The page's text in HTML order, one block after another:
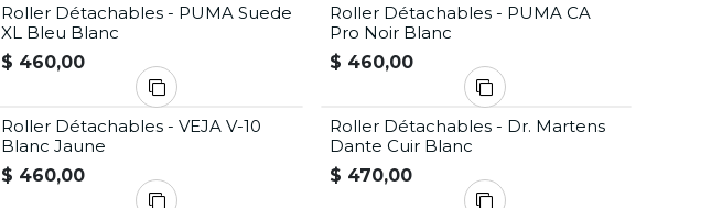
Roller Détachables - PUMA Suede
XL Bleu Blanc
$ 460,00
Roller Détachables - PUMA CA
Pro Noir Blanc
$ 460,00
Roller Détachables - VEJA V-10
Blanc Jaune
$ 460,00
Roller Détachables - Dr. Martens
Dante Cuir Blanc
$ 470,00